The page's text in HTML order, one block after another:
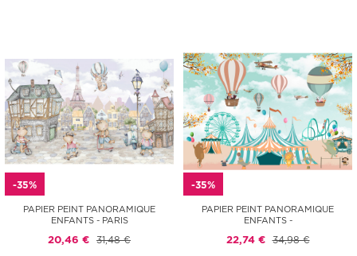
-35%
PAPIER PEINT PANORAMIQUE
ENFANTS - PARIS
20,46 € 31,48 €
-35%
PAPIER PEINT PANORAMIQUE
ENFANTS -
22,74 € 34,98 €